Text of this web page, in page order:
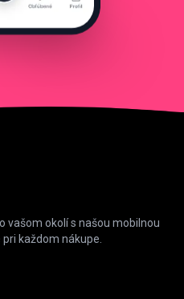
vašom okolí s našou mobilnou
každom nákupe.